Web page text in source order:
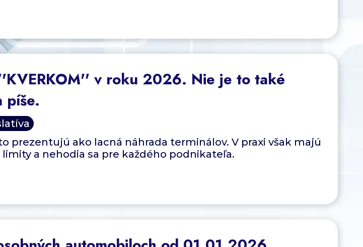
v roku 2026. Nie je to také
píše.
prezentujú ako lacná náhrada terminálov. V praxi však majú
a nehodia sa pre každého podnikateľa.